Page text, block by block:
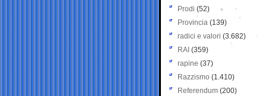
Prodi (52)
Provincia (139)
radici e valori (3.682)
RAI (359)
rapine (37)
Razzismo (1.410)
Referendum (200)